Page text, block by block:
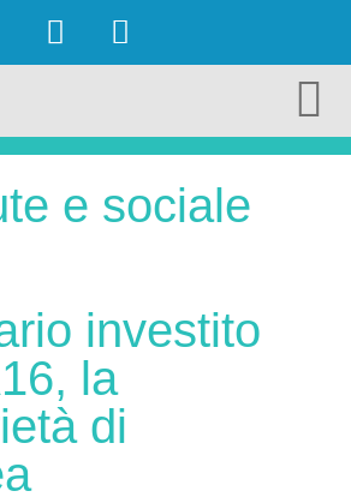
e sociale
investito
la
di